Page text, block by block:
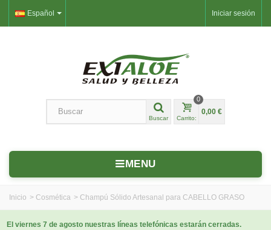
Iniciar sesión
Español
Buscar Carrito:
0
0,00 €
MENU
Inicio > Cosmética > Champú Sólido Artesanal para CABELLO GRASO
El viernes 7 de agosto nuestras líneas telefónicas estarán cerradas.